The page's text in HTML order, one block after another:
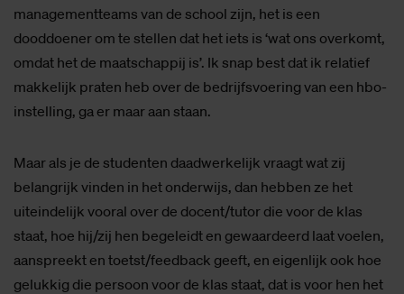
managementteams van de school zijn, het is een
dooddoener om te stellen dat het iets is ‘wat ons overkomt,
omdat het de maatschappij is’. Ik snap best dat ik relatief
makkelijk praten heb over de bedrijfsvoering van een hbo-
instelling, ga er maar aan staan.
Maar als je de studenten daadwerkelijk vraagt wat zij
belangrijk vinden in het onderwijs, dan hebben ze het
uiteindelijk vooral over de docent/tutor die voor de klas
staat, hoe hij/zij hen begeleidt en gewaardeerd laat voelen,
aanspreekt en toetst/feedback geeft, en eigenlijk ook hoe
gelukkig die persoon voor de klas staat, dat is voor hen het